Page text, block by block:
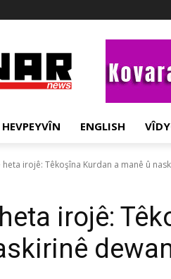
HEVPEYVÎN ENGLISH
heta irojê: Têkoşîna Kurdan a manê û
irojê: